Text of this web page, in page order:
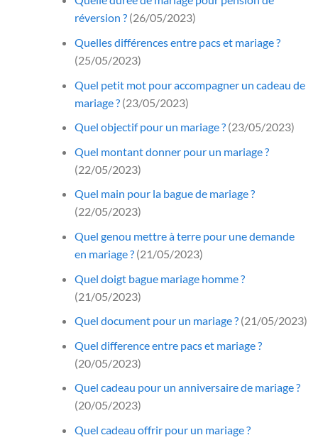
réversion ?(26/05/2023)
Quelles différences entre pacs et mariage ?
(25/05/2023)
Quel petit mot pour accompagner un cadeau de
mariage ?(23/05/2023)
Quel objectif pour un mariage ?(23/05/2023)
Quel montant donner pour un mariage ?
(22/05/2023)
Quel main pour la bague de mariage ?
(22/05/2023)
Quel genou mettre à terre pour une demande
en mariage ?(21/05/2023)
Quel doigt bague mariage homme ?
(21/05/2023)
Quel document pour un mariage ?(21/05/2023)
Quel difference entre pacs et mariage ?
(20/05/2023)
Quel cadeau pour un anniversaire de mariage ?
(20/05/2023)
Quel cadeau offrir pour un mariage ?